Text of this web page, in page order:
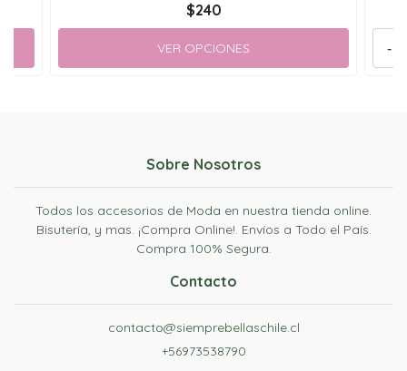
$240
VER OPCIONES -
Sobre Nosotros
Todos los accesorios de Moda en nuestra tienda online.
Bisutería, y mas. ¡Compra Online!. Envíos a Todo el País.
Compra 100% Segura.
Contacto
contacto@siemprebellaschile.cl
+56973538790